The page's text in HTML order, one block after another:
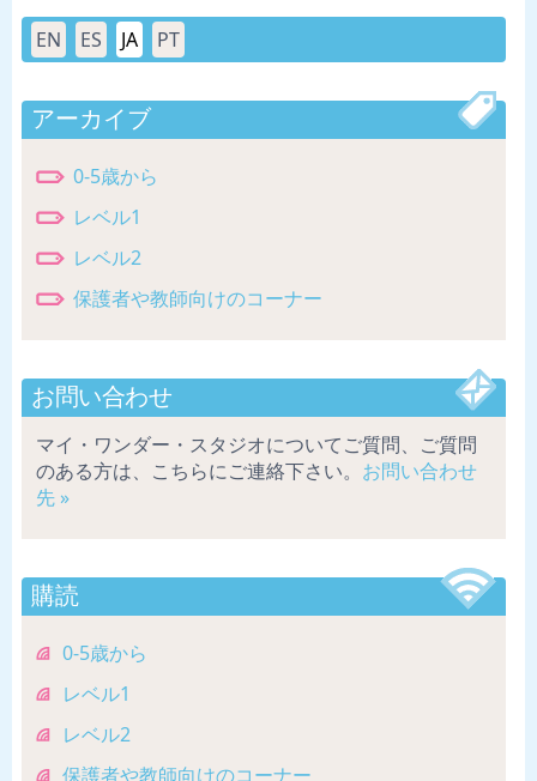
EN ES JA PT
アーカイブ
0-5歳から
レベル1
レベル2
保護者や教師向けのコーナー
お問い合わせ
マイ・ワンダー・スタジオについてご質問、ご質問
のある方は、こちらにご連絡下さい。 お問い合わせ
先 »
購読
0-5歳から
レベル1
レベル2
保護者や教師向けのコーナー